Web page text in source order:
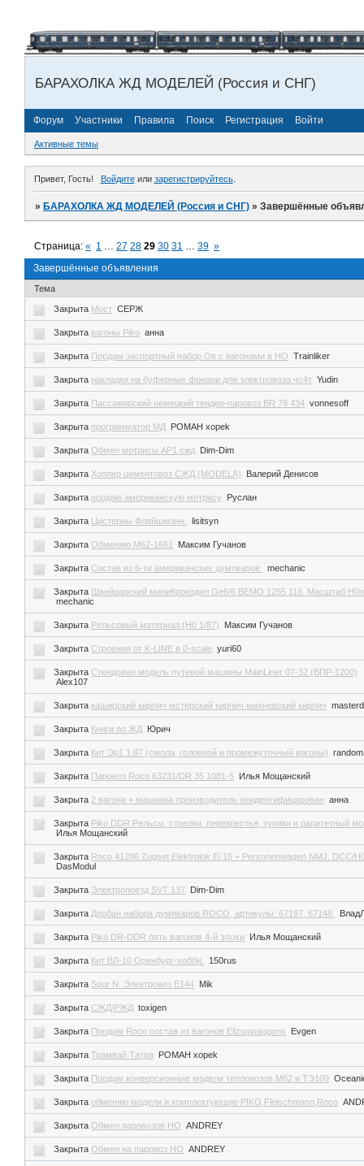
БАРАХОЛКА ЖД МОДЕЛЕЙ (Россия и СНГ)
Форум Участники Правила Поиск Регистрация Войти
Активные темы
Привет, Гость! Войдитеили зарегистрируйтесь.
» БАРАХОЛКА ЖД МОДЕЛЕЙ (Россия и СНГ) »Завершённые
Завершённые объявления
Страница:« 1 27 28 29 30 31 39 »
Тема
Закрыта Мост CЕРЖ
Закрыта вагоны Piko анна
Закрыта Продам экспортный набор Ов с вагонами в НО Trainliker
Закрыта накладки на буферные фонари для электровоза чс4т Yudin
Закрыта Пассажирский немецкий тендер-паровоз BR 78 434 vonnesoff
Закрыта программатор МД POMAH xopek
ЗакрытаОбмен мотрисы АР1 сжд Dim-Dim
Закрыта Хоппер цементовоз СЖД (MODELA) Валерий Денисов
Закрыта продаю американскую мотрису Руслан
Закрыта Цистерны Фляйшманн. lisitsyn
ЗакрытаОбменяю М62-1661 Максим Гучанов
Закрыта Состав из 6-ти американских думпкаров. mechanic
Закрыта Швейцарский миниКрокодил Ge6/6 BEMO 1255 116. Масштаб
mechanic
Закрыта Рельсовый материал (Н0 1/87) Максим Гучанов
Закрыта Строения от K-LINE в 0-scale yuri60
Закрыта Стендовая модель путевой машины MainLiner 07-32 (ВПР-1200)
Alex107
Закрыта каширский кирпич мстерский кирпич михневский кирпич
Закрыта Книги по ЖД Юрич
Закрыта Кит Эр1 1:87 (смола, головной и промежуточный вагоны) random
Закрыта Паровоз Roco 63231/DR 35 1081-5 Илья Мощанский
Закрыта 2 вагона + машинка производитель неидентифицирован анна
Закрыта Piko DDR Рельсы, стрелки, перекрестья, тупики и раритетный
Илья Мощанский
Закрыта Roco 41286 Zugset Elektrolok El 16 + Personenwagen NMJ. DCC/
DasModul
Закрыта Электропоезд SVT 137 Dim-Dim
Закрыта Дербан набора думпкаров ROCO, артикулы: 67197, 67148.
Закрыта Piko DR-DDR пять вагонов 4-й эпохи Илья Мощанский
Закрыта Кит ВЛ-10 Оренбург-хобби. 150rus
Закрыта Spur N. Электровоз E144 Mik
Закрыта СЖД/РЖД toxigen
Закрыта Продам Roco cостав из вагонов Eilzugwaggons Evgen
ЗакрытаТрамвай Татра POMAH xopek
Закрыта Продам конверсионные модели тепловозов М62 и ТЭ109
Закрытаобменяю модели и комплектующие PIKO,Fleischmann,Roco
ЗакрытаОбмен паровозов НО ANDREY
ЗакрытаОбмен на паровоз НО ANDREY